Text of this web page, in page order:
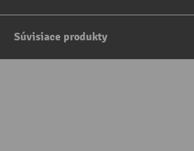
Súvisiace produkty